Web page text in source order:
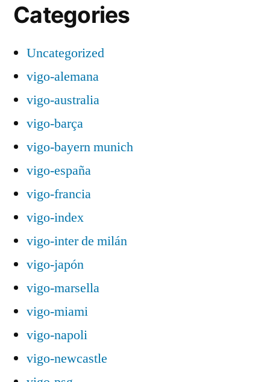
Categories
Uncategorized
vigo-alemana
vigo-australia
vigo-barça
vigo-bayern munich
vigo-españa
vigo-francia
vigo-index
vigo-inter de milán
vigo-japón
vigo-marsella
vigo-miami
vigo-napoli
vigo-newcastle